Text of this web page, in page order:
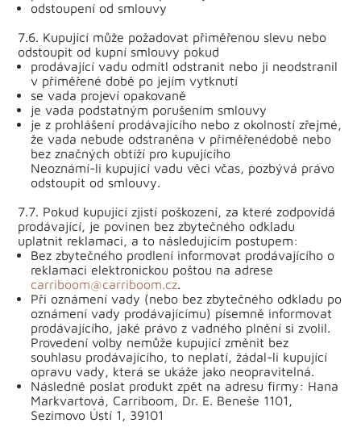
odstoupení od smlouvy
7.6. Kupující může požadovat přiměřenou slevu nebo
odstoupit od kupní smlouvy pokud
prodávající vadu odmítl odstranit nebo ji neodstranil
v přiměřené době po jejím vytknutí
se vada projeví opakovaně
je vada podstatným porušením smlouvy
je z prohlášení prodávajícího nebo z okolností zřejmé,
že vada nebude odstraněna v přiměřenédobě nebo
bez značných obtíží pro kupujícího
Neoznámí-li kupující vadu věci včas, pozbývá právo
odstoupit od smlouvy.
7.7. Pokud kupující zjistí poškození, za které zodpovídá
prodávající, je povinen bez zbytečného odkladu
uplatnit reklamaci, a to následujícím postupem:
Bez zbytečného prodlení informovat prodávajícího o
reklamaci elektronickou poštou na adrese
carriboom@carriboom.cz.
Při oznámení vady (nebo bez zbytečného odkladu po
oznámení vady prodávajícímu) písemně informovat
prodávajícího, jaké právo z vadného plnění si zvolil.
Provedení volby nemůže kupující změnit bez
souhlasu prodávajícího, to neplatí, žádal-li kupující
opravu vady, která se ukáže jako neopravitelná.
Následně poslat produkt zpět na adresu firmy: Hana
Markvartová, Carriboom, Dr. E. Beneše 1101,
Sezimovo Ústí 1, 39101